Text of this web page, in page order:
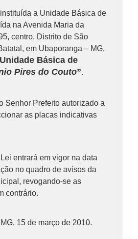
a Unidade Básica de
na Avenida Maria da
centro, Distrito de São
em Ubaporanga – MG,
Básica de
Pires do Couto”.
Senhor Prefeito autorizado a
as placas indicativas
entrará em vigor na data
no quadro de avisos da
revogando-se as
contrário.
15 de março de 2010.